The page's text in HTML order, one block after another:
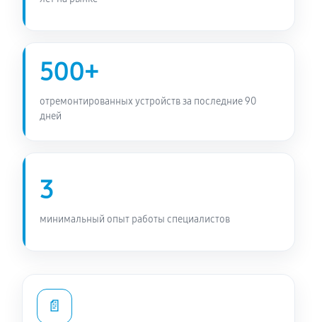
500+
отремонтированных устройств за последние 90
дней
3
минимальный опыт работы специалистов
📄